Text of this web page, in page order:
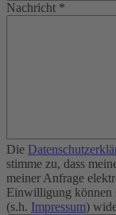
Nachricht *
Die
stimme zu, dass
meiner Anfrage
Einwilligung können
(s.h. Impressum)